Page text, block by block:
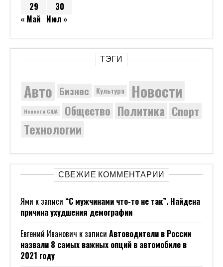
29
30
« Май Июл »
ТЭГИ
Авто Бизнес Культура Новости
Новости США Общество Политика Спорт
Технологии
СВЕЖИЕ КОММЕНТАРИИ
Ями к записи “С мужчинами что-то не так”. Найдена
причина ухудшения демографии
Евгений Иванович к записи Автоводители в России
назвали 8 самых важных опций в автомобиле в
2021 году